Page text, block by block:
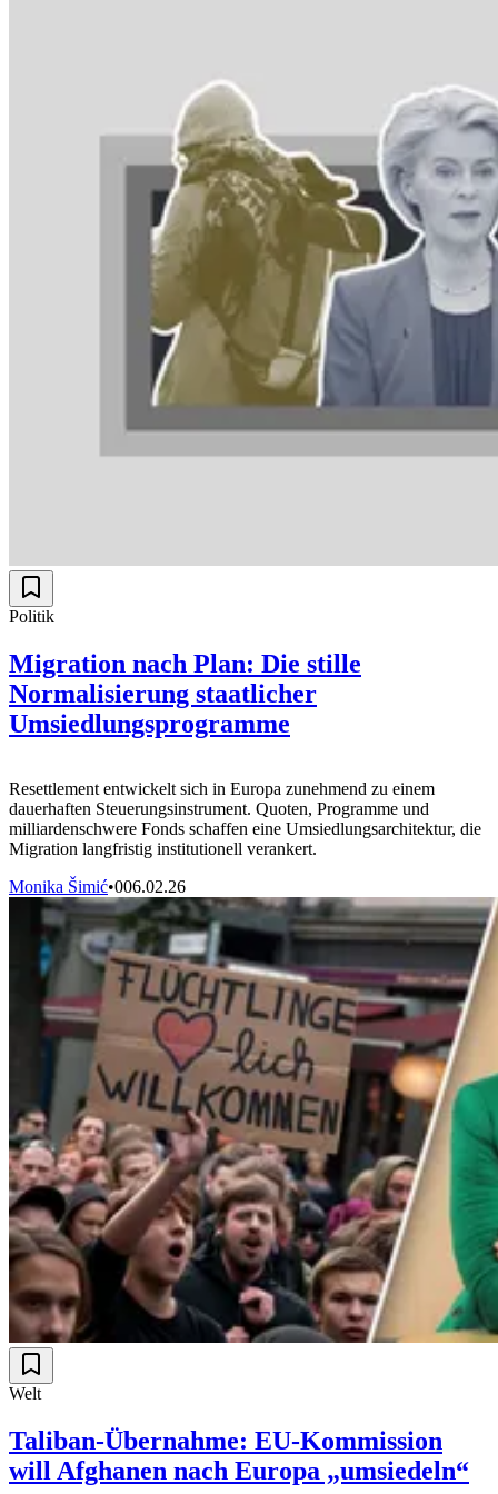
Politik
Migration nach Plan: Die stille
Normalisierung staatlicher
Umsiedlungsprogramme
Resettlement entwickelt sich in Europa zunehmend zu einem
dauerhaften Steuerungsinstrument. Quoten, Programme und
milliardenschwere Fonds schaffen eine Umsiedlungsarchitektur, die
Migration langfristig institutionell verankert.
Monika Šimić•006.02.26
Welt
Taliban-Übernahme: EU-Kommission
will Afghanen nach Europa „umsiedeln“